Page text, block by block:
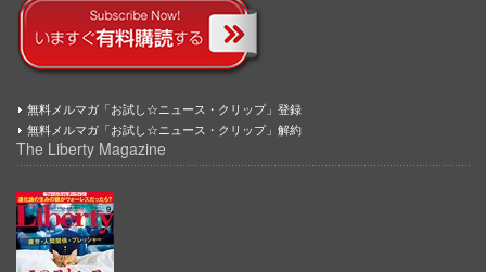
無料メルマガ「お試し☆ニュース・クリップ」登録
無料メルマガ「お試し☆ニュース・クリップ」解約
The Liberty Magazine